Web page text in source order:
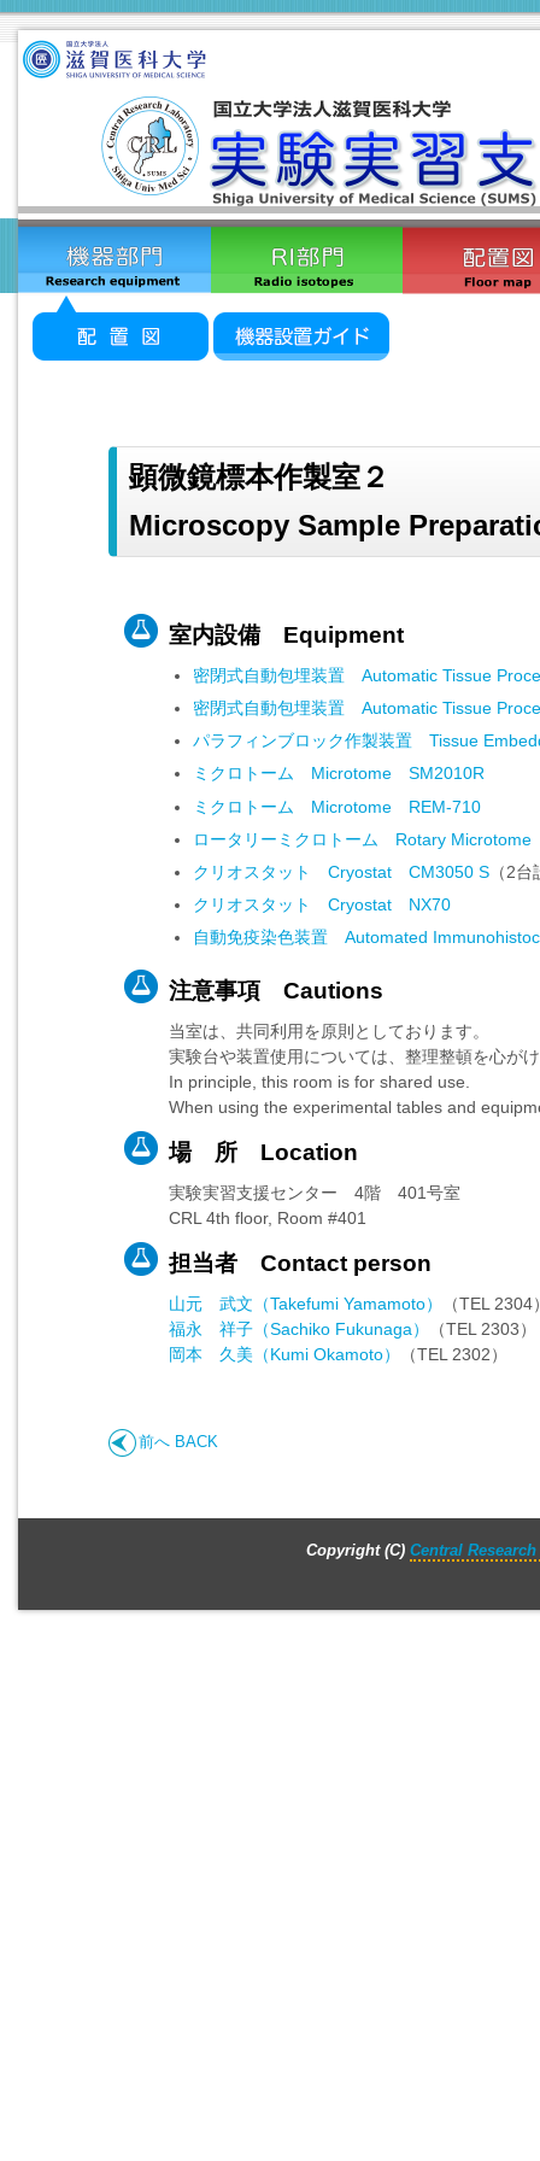
顕微鏡標本作製室２
Microscopy Sample
室内設備 Equipment
密閉式自動包埋装置 Automatic Tissue
密閉式自動包埋装置 Automatic Tissue
パラフィンブロック作製装置 Tissue
ミクロトーム Microtome SM2010R
ミクロトーム Microtome REM-710
ロータリーミクロトーム Rotary
クリオスタット Cryostat CM3050 S （2
クリオスタット Cryostat NX70
自動免疫染色装置 Automated
注意事項 Cautions
当室は、共同利用を原則としております。
実験台や装置使用については、整理整頓を心が
In principle, this room is for shared use.
When using the experimental tables and
場 所 Location
実験実習支援センター 4階 401号室
CRL 4th floor, Room #401
担当者 Contact person
山元 武文（Takefumi Yamamoto）
（TEL 2304
福永 祥子（Sachiko Fukunaga）
（TEL 2303）
岡本 久美（Kumi Okamoto）
（TEL 2302）
前へ BACK
Copyright (C) Central